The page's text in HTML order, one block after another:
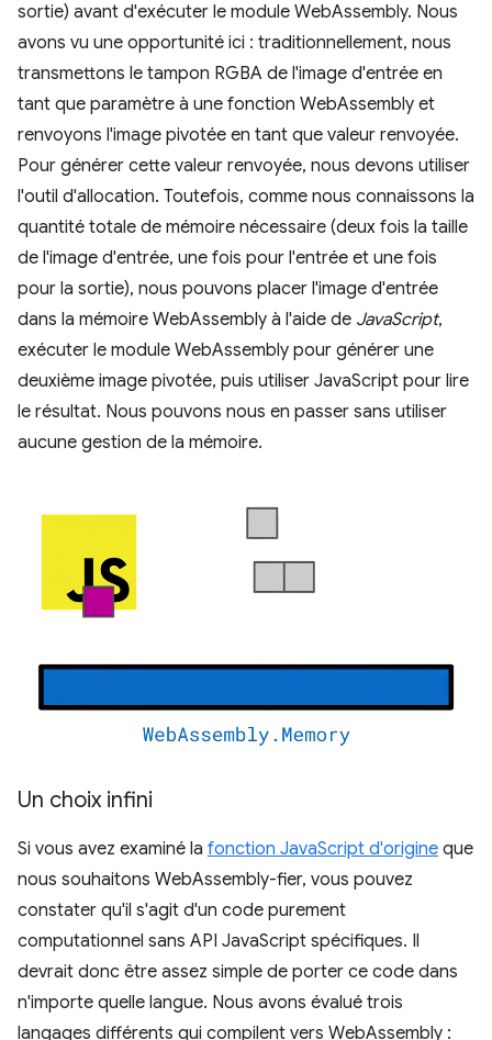
sortie) avant d'exécuter le module WebAssembly. Nous
avons vu une opportunité ici : traditionnellement, nous
transmettons le tampon RGBA de l'image d'entrée en
tant que paramètre à une fonction WebAssembly et
renvoyons l'image pivotée en tant que valeur renvoyée.
Pour générer cette valeur renvoyée, nous devons utiliser
l'outil d'allocation. Toutefois, comme nous connaissons la
quantité totale de mémoire nécessaire (deux fois la taille
de l'image d'entrée, une fois pour l'entrée et une fois
pour la sortie), nous pouvons placer l'image d'entrée
dans la mémoire WebAssembly à l'aide de JavaScript,
exécuter le module WebAssembly pour générer une
deuxième image pivotée, puis utiliser JavaScript pour lire
le résultat. Nous pouvons nous en passer sans utiliser
aucune gestion de la mémoire.
Un choix infini
Si vous avez examiné la fonction JavaScript d'origine que
nous souhaitons WebAssembly-fier, vous pouvez
constater qu'il s'agit d'un code purement
computationnel sans API JavaScript spécifiques. Il
devrait donc être assez simple de porter ce code dans
n'importe quelle langue. Nous avons évalué trois
langages différents qui compilent vers WebAssembly :